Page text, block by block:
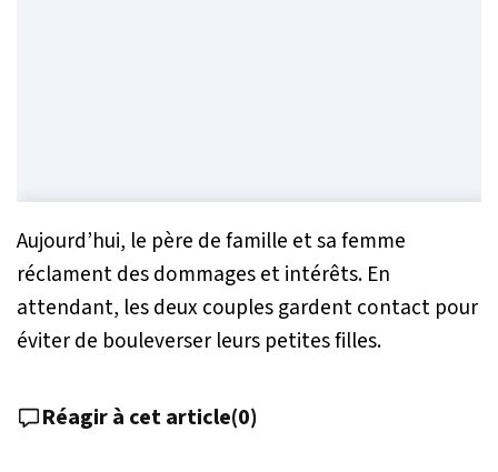
Aujourd’hui, le père de famille et sa femme
réclament des dommages et intérêts. En
attendant, les deux couples gardent contact pour
éviter de bouleverser leurs petites filles.
Réagir à cet article(0)